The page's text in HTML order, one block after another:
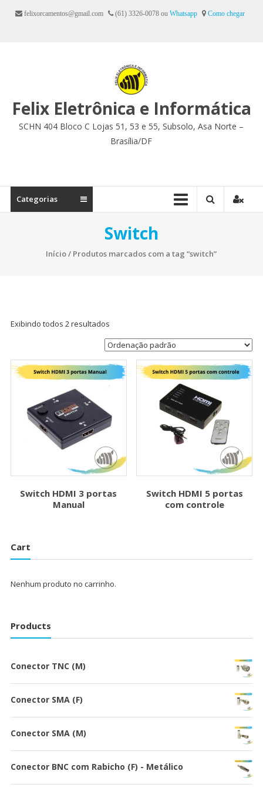
para
felixorcamentos@gmail.com (61) 3326-0078 ou Whatsapp Como chegar
Felix Eletrônica e Informática
SCHN 404 Bloco C Lojas 51, 53 e 55, Subsolo, Asa Norte –
Brasília/DF
Categorias
Switch
Início/ Produtos marcados com a tag “switch”
Exibindo todos 2 resultados
Switch HDMI 3 portas
Manual
Switch HDMI 5 portas
com controle
Cart
Nenhum produto no carrinho.
Products
Conector TNC (M)
Conector SMA (F)
Conector SMA (M)
Conector BNC com Rabicho (F) - Metálico